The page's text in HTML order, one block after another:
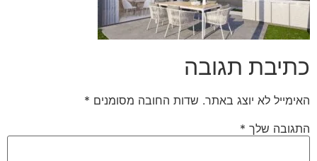
כתיבת תגובה
האימייל לא יוצג באתר. שדות החובה מסומנים *
התגובה שלך *